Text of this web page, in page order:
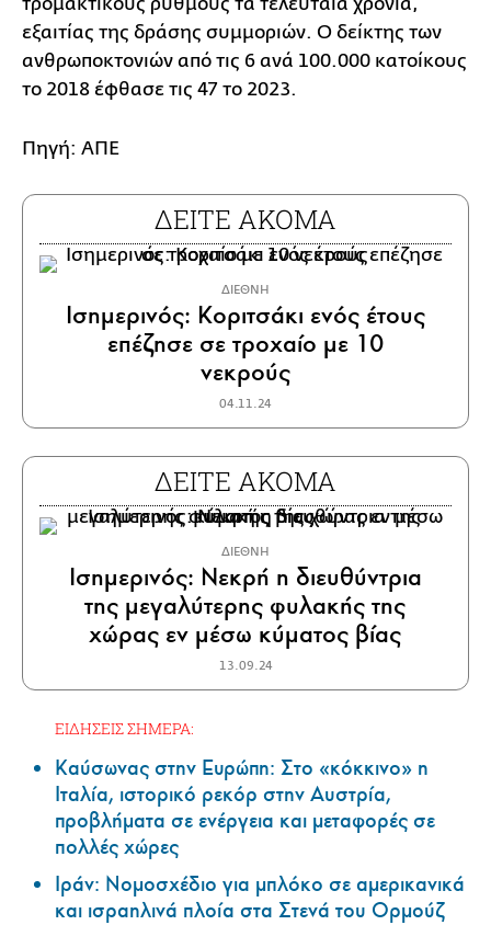
εξαιτίας της δράσης συμμοριών. Ο δείκτης των
ανθρωποκτονιών από τις 6 ανά 100.000 κατοίκους
το 2018 έφθασε τις 47 το 2023.
Πηγή: ΑΠΕ
ΔΕΙΤΕ ΑΚΟΜΑ
ΔΙΕΘΝΗ
Ισημερινός: Κοριτσάκι ενός έτους
επέζησε σε τροχαίο με 10
νεκρούς
04.11.24
ΔΕΙΤΕ ΑΚΟΜΑ
ΔΙΕΘΝΗ
Ισημερινός: Νεκρή η διευθύντρια
της μεγαλύτερης φυλακής της
χώρας εν μέσω κύματος βίας
13.09.24
ΕΙΔΗΣΕΙΣ ΣΗΜΕΡΑ:
Καύσωνας στην Ευρώπη: Στο «κόκκινο» η
Ιταλία, ιστορικό ρεκόρ στην Αυστρία,
προβλήματα σε ενέργεια και μεταφορές σε
πολλές χώρες
Ιράν: Νομοσχέδιο για μπλόκο σε αμερικανικά
και ισραηλινά πλοία στα Στενά του Ορμούζ